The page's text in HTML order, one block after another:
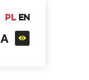
PL EN
A